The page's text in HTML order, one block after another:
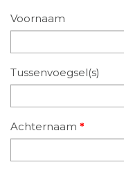
Voornaam
Tussenvoegsel(s)
Achternaam *